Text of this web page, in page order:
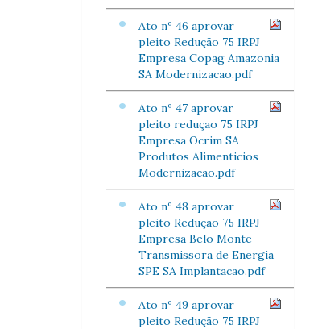
Ato nº 46 aprovar
pleito Redução 75 IRPJ
Empresa Copag Amazonia
SA Modernizacao.pdf
Ato nº 47 aprovar
pleito reduçao 75 IRPJ
Empresa Ocrim SA
Produtos Alimenticios
Modernizacao.pdf
Ato nº 48 aprovar
pleito Redução 75 IRPJ
Empresa Belo Monte
Transmissora de Energia
SPE SA Implantacao.pdf
Ato nº 49 aprovar
pleito Redução 75 IRPJ